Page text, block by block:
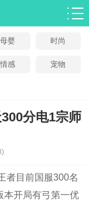
母婴 时尚
情感 宠物
分电1宗师
者目前国服300名
本开局有弓第一优